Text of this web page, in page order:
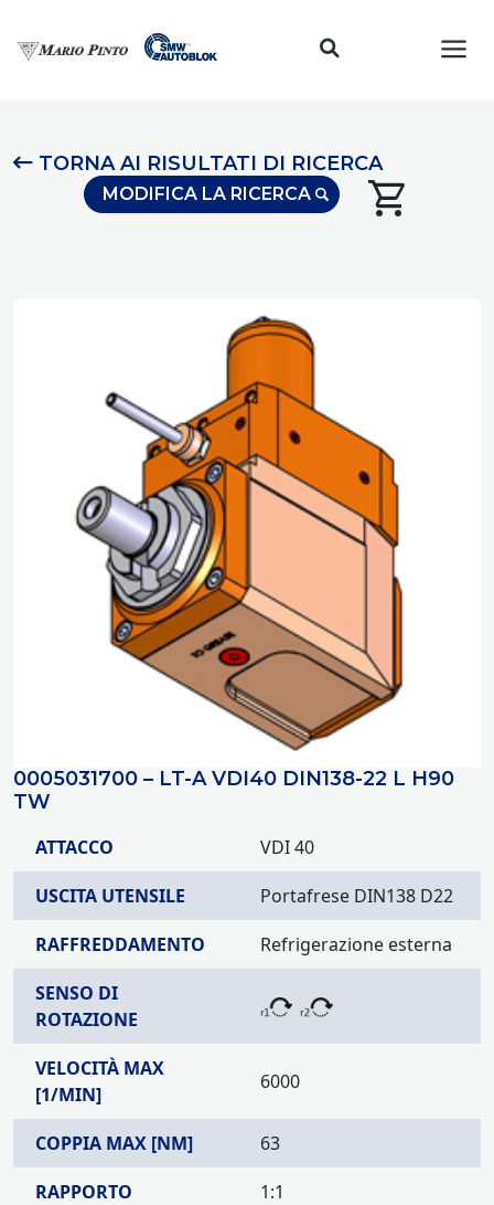
TORNA AI RISULTATI DI RICERCA
MODIFICA LA RICERCA shopping_cart
0005031700 – LT-A VDI40 DIN138-22 L H90
TW
ATTACCO
VDI 40
USCITA UTENSILE
Portafrese DIN138 D22
RAFFREDDAMENTO
Refrigerazione esterna
SENSO DI
ROTAZIONE
VELOCITÀ MAX
[1/MIN]
6000
COPPIA MAX [NM]
63
RAPPORTO
1:1